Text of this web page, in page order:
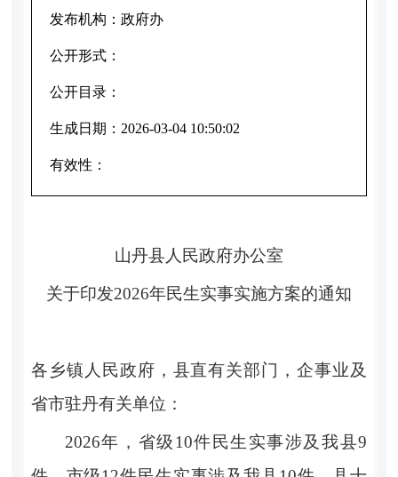
发布机构： 政府办
公开形式：
公开目录：
生成日期： 2026-03-04 10:50:02
有效性：
山丹县人民政府办公室
关于印发2026年民生实事实施方案的通知
各乡镇人民政府，县直有关部门，企事业及
省市驻丹有关单位：
2026年，省级10件民生 实事涉及我县9